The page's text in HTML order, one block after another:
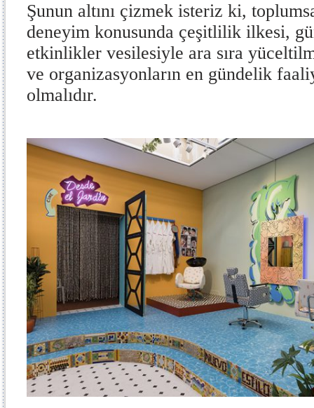
Şunun altını çizmek isteriz ki,
deneyim konusunda çeşitlilik ilkesi,
etkinlikler vesilesiyle ara sıra
ve organizasyonların en gündelik
olmalıdır.